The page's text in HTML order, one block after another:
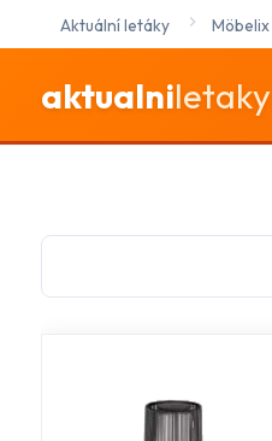
Aktuální letáky Möbelix
aktualniletaky